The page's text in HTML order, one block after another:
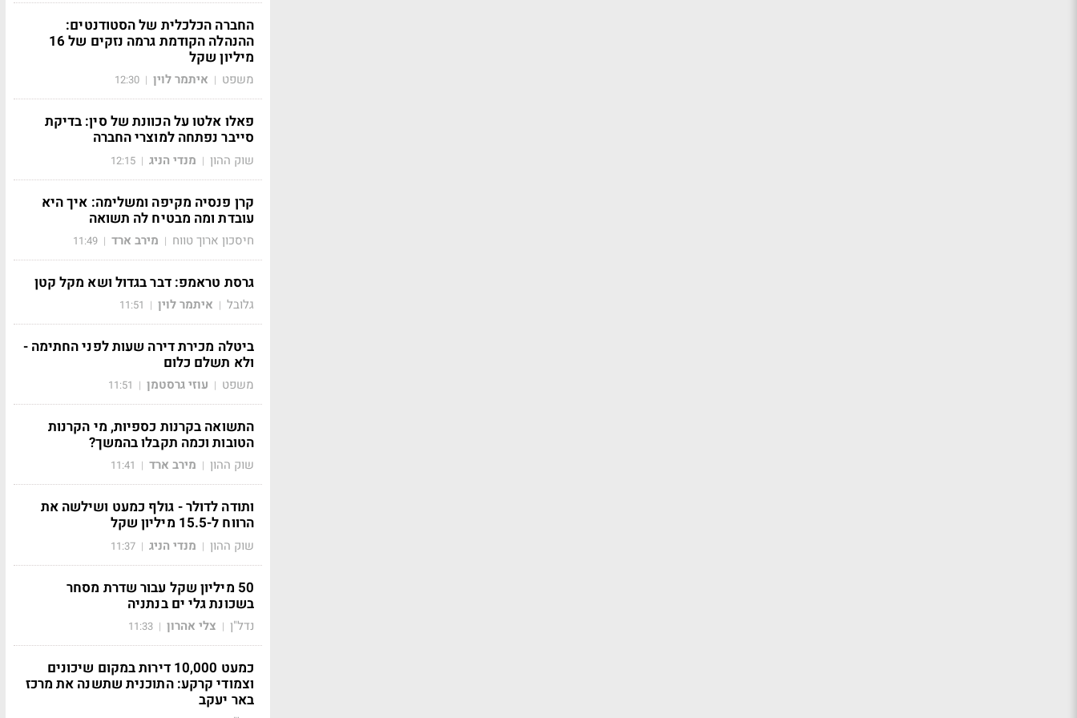
החברה הכלכלית של הסטודנטים:
ההנהלה הקודמת גרמה נזקים של 16
מיליון שקל
משפט | איתמר לוין |
12:30
פאלו אלטו על הכוונת של סין: בדיקת
סייבר נפתחה למוצרי החברה
שוק ההון | מנדי הניג |
12:15
קרן פנסיה מקיפה ומשלימה: איך היא
עובדת ומה מבטיח לה תשואה
חיסכון ארוך טווח | מירב ארד |
11:49
גרסת טראמפ: דבר בגדול ושא מקל קטן
גלובל | איתמר לוין |
11:51
ביטלה מכירת דירה שעות לפני החתימה -
ולא תשלם כלום
משפט | עוזי גרסטמן |
11:51
התשואה בקרנות כספיות, מי הקרנות
הטובות וכמה תקבלו בהמשך?
שוק ההון | מירב ארד |
11:41
ותודה לדולר - גולף כמעט ושילשה את
הרווח ל-15.5 מיליון שקל
שוק ההון | מנדי הניג |
11:37
50 מיליון שקל עבור שדרת מסחר
בשכונת גלי ים בנתניה
נדל"ן | צלי אהרון |
11:33
כמעט 10,000 דירות במקום שיכונים
וצמודי קרקע: התוכנית שתשנה את מרכז
באר יעקב